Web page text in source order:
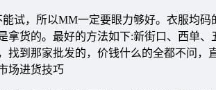
，所以MM一定要眼力够好。衣服均码
拿货的。最好的方法如下:新街口、西单
找到那家批发的，价钱什么的全都不问，
场进货技巧